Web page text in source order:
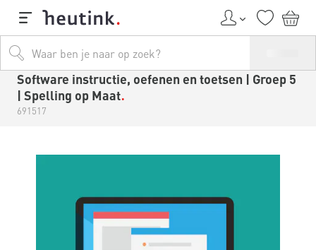
Software instructie, oefenen en toetsen | Groep 5
| Spelling op Maat
691517